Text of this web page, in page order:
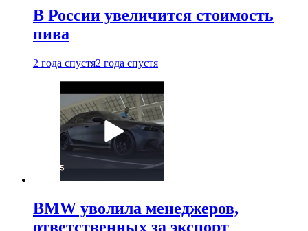
В России увеличится стоимость
пива
2 года спустя2 года спустя
BMW уволила менеджеров,
ответственных за экспорт